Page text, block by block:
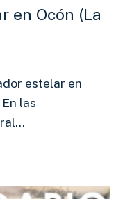
en Ocón (La
estelar en
las